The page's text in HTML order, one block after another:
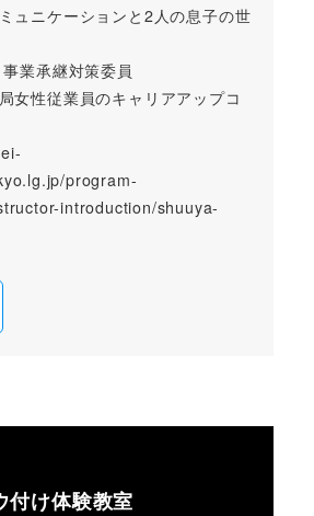
ュニケーションと2人の息子の世
業承継対策委員
女性従業員のキャリアアップコ
program-
introduction/shuuya-
付け体験教室